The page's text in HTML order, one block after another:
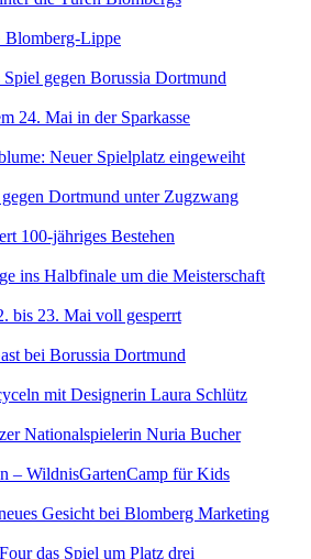
Blomberg-Lippe
gegen Borussia Dortmund
24. Mai in der Sparkasse
Neuer Spielplatz eingeweiht
Dortmund unter Zugzwang
100-jähriges Bestehen
ins Halbfinale um die Meisterschaft
bis 23. Mai voll gesperrt
bei Borussia Dortmund
mit Designerin Laura Schlütz
Nationalspielerin Nuria Bucher
– WildnisGartenCamp für Kids
Gesicht bei Blomberg Marketing
das Spiel um Platz drei